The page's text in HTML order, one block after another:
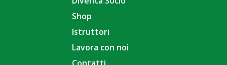
Shop
Istruttori
Lavora con noi